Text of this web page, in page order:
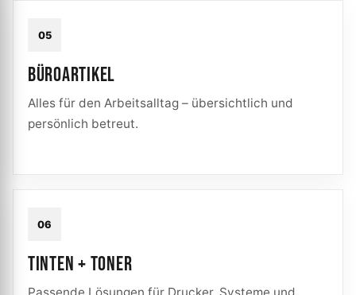
05
BÜROARTIKEL
Alles für den Arbeitsalltag – übersichtlich und
persönlich betreut.
06
TINTEN + TONER